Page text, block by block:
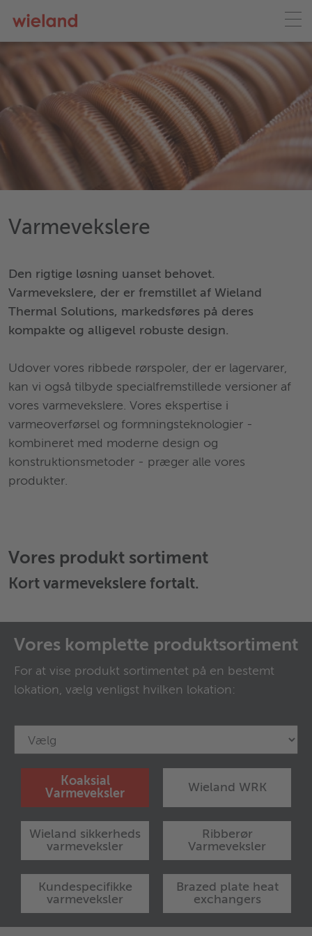
Varmevekslere
Den rigtige løsning uanset behovet.
Varmevekslere, der er fremstillet af Wieland
Thermal Solutions, markedsføres på deres
kompakte og alligevel robuste design.
Udover vores ribbede rørspoler, der er lagervarer,
kan vi også tilbyde specialfremstillede versioner af
vores varmevekslere. Vores ekspertise i
varmeoverførsel og formningsteknologier -
kombineret med moderne design og
konstruktionsmetoder - præger alle vores
produkter.
Vores produkt sortiment
Kort varmevekslere fortalt.
Vores komplette produktsortiment
For at vise produkt sortimentet på en bestemt
lokation, vælg venligst hvilken lokation:
Koaksial
Varmeveksler
Wieland WRK
Wieland sikkerheds
varmeveksler
Ribberør
Varmeveksler
Kundespecifikke
varmeveksler
Brazed plate heat
exchangers